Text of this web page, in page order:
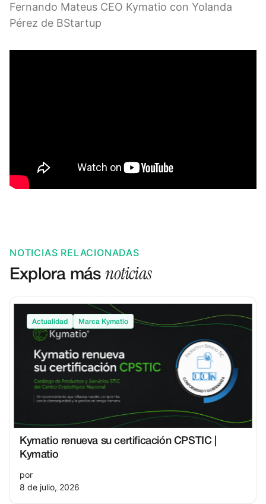
Fernando Mateus CEO Kymatio con Yolanda
Pérez de BStartup
NOTICIAS RELACIONADAS
Explora másnoticias
Actualidad Marca Kymatio
Kymatio renueva su certificación CPSTIC |
Kymatio
por
8 de julio, 2026